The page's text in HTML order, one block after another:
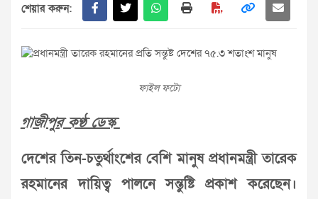
শেয়ার করুন:
ফাইল ফটো
গাজীপুর কণ্ঠ ডেস্ক
দেশের তিন-চতুর্থাংশের বেশি মানুষ প্রধানমন্ত্রী তারেক
রহমানের দায়িত্ব পালনে সন্তুষ্টি প্রকাশ করেছেন।